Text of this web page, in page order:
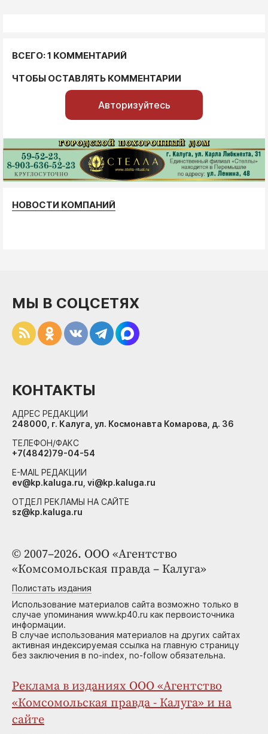
ВСЕГО: 1 КОММЕНТАРИЙ
ЧТОБЫ ОСТАВЛЯТЬ КОММЕНТАРИИ
Авторизуйтесь
НОВОСТИ КОМПАНИЙ
© 2007–2026. ООО «Агентство
«Комсомольская правда – Калуга»
Полистать издания
Использование материалов сайта возможно только в
случае упоминания www.kp40.ru как первоисточника
информации.
В случае использования материалов на других сайтах
активная индексируемая ссылка на главную страницу
без заключения в no-index, no-follow обязательна.
Реклама в изданиях ООО «Агентство
«Комсомольская правда - Калуга» и на
сайте
МЫ В СОЦСЕТЯХ
КОНТАКТЫ
АДРЕС РЕДАКЦИИ
248000, г. Калуга, ул. Космонавта Комарова, д. 36
ТЕЛЕФОН/ФАКС
+7(4842)79-04-54
E-MAIL РЕДАКЦИИ
ev@kp.kaluga.ru, vi@kp.kaluga.ru
ОТДЕЛ РЕКЛАМЫ НА САЙТЕ
sz@kp.kaluga.ru